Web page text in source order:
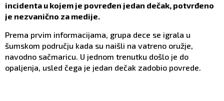
incidenta u kojem je povređen jedan dečak, potvrđeno
je nezvanično za medije.
Prema prvim informacijama, grupa dece se igrala u
šumskom području kada su naišli na vatreno oružje,
navodno sačmaricu. U jednom trenutku došlo je do
opaljenja, usled čega je jedan dečak zadobio povrede.